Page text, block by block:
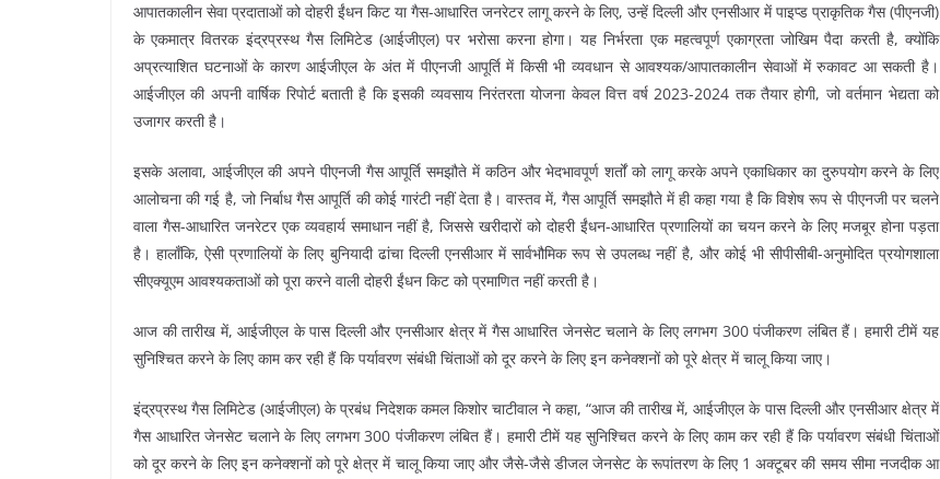
आपातकालीन सेवा प्रदाताओं को दोहरी ईंधन किट या गैस-आधारित जनरेटर लागू करने के लिए, उन्हें दिल्ली और एनसीआर में पाइप्ड प्राकृतिक गैस (पीएनजी)
के एकमात्र वितरक इंद्रप्रस्थ गैस लिमिटेड (आईजीएल) पर भरोसा करना होगा। यह निर्भरता एक महत्वपूर्ण एकाग्रता जोखिम पैदा करती है, क्योंकि
अप्रत्याशित घटनाओं के कारण आईजीएल के अंत में पीएनजी आपूर्ति में किसी भी व्यवधान से आवश्यक/आपातकालीन सेवाओं में रुकावट आ सकती है।
आईजीएल की अपनी वार्षिक रिपोर्ट बताती है कि इसकी व्यवसाय निरंतरता योजना केवल वित्त वर्ष 2023-2024 तक तैयार होगी, जो वर्तमान भेद्यता को
उजागर करती है।
इसके अलावा, आईजीएल की अपने पीएनजी गैस आपूर्ति समझौते में कठिन और भेदभावपूर्ण शर्तों को लागू करके अपने एकाधिकार का दुरुपयोग करने के लिए
आलोचना की गई है, जो निर्बाध गैस आपूर्ति की कोई गारंटी नहीं देता है। वास्तव में, गैस आपूर्ति समझौते में ही कहा गया है कि विशेष रूप से पीएनजी पर चलने
वाला गैस-आधारित जनरेटर एक व्यवहार्य समाधान नहीं है, जिससे खरीदारों को दोहरी ईंधन-आधारित प्रणालियों का चयन करने के लिए मजबूर होना पड़ता
है। हालाँकि, ऐसी प्रणालियों के लिए बुनियादी ढांचा दिल्ली एनसीआर में सार्वभौमिक रूप से उपलब्ध नहीं है, और कोई भी सीपीसीबी-अनुमोदित प्रयोगशाला
सीएक्यूएम आवश्यकताओं को पूरा करने वाली दोहरी ईंधन किट को प्रमाणित नहीं करती है।
आज की तारीख में, आईजीएल के पास दिल्ली और एनसीआर क्षेत्र में गैस आधारित जेनसेट चलाने के लिए लगभग 300 पंजीकरण लंबित हैं। हमारी टीमें यह
सुनिश्चित करने के लिए काम कर रही हैं कि पर्यावरण संबंधी चिंताओं को दूर करने के लिए इन कनेक्शनों को पूरे क्षेत्र में चालू किया जाए।
इंद्रप्रस्थ गैस लिमिटेड (आईजीएल) के प्रबंध निदेशक कमल किशोर चाटीवाल ने कहा, “आज की तारीख में, आईजीएल के पास दिल्ली और एनसीआर क्षेत्र में
गैस आधारित जेनसेट चलाने के लिए लगभग 300 पंजीकरण लंबित हैं। हमारी टीमें यह सुनिश्चित करने के लिए काम कर रही हैं कि पर्यावरण संबंधी चिंताओं
को दूर करने के लिए इन कनेक्शनों को पूरे क्षेत्र में चालू किया जाए और जैसे-जैसे डीजल जेनसेट के रूपांतरण के लिए 1 अक्टूबर की समय सीमा नजदीक आ